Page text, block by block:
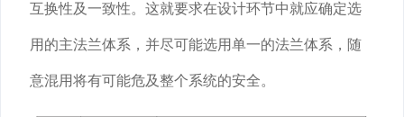
互换性及一致性。这就要求在设计环节中就应确定选
用的主法兰体系，并尽可能选用单一的法兰体系，随
意混用将有可能危及整个系统的安全。